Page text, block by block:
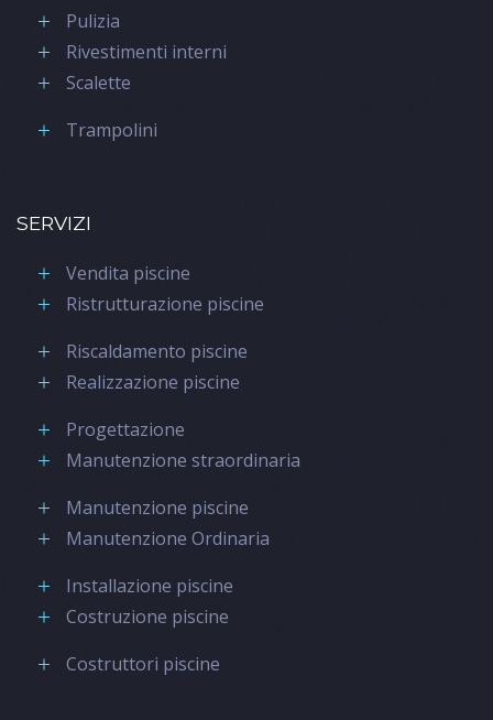
Pulizia
Rivestimenti interni
Scalette
Trampolini
SERVIZI
Vendita piscine
Ristrutturazione piscine
Riscaldamento piscine
Realizzazione piscine
Progettazione
Manutenzione straordinaria
Manutenzione piscine
Manutenzione Ordinaria
Installazione piscine
Costruzione piscine
Costruttori piscine